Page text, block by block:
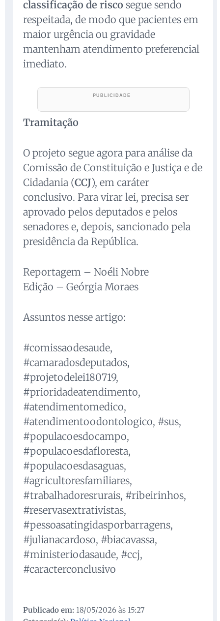
classificação de risco segue sendo
respeitada, de modo que pacientes em
maior urgência ou gravidade
mantenham atendimento preferencial
imediato.
Tramitação
O projeto segue agora para análise da
Comissão de Constituição e Justiça e de
Cidadania (CCJ), em caráter
conclusivo. Para virar lei, precisa ser
aprovado pelos deputados e pelos
senadores e, depois, sancionado pela
presidência da República.
Reportagem – Noéli Nobre
Edição – Geórgia Moraes
Assuntos nesse artigo:
#comissaodesaude,
#camaradosdeputados,
#projetodelei180719,
#prioridadeatendimento,
#atendimentomedico,
#atendimentoodontologico, #sus,
#populacoesdocampo,
#populacoesdafloresta,
#populacoesdasaguas,
#agricultoresfamiliares,
#trabalhadoresrurais, #ribeirinhos,
#reservasextrativistas,
#pessoasatingidasporbarragens,
#julianacardoso, #biacavassa,
#ministeriodasaude, #ccj,
#caracterconclusivo
Publicado em: 18/05/2026 às 15:27